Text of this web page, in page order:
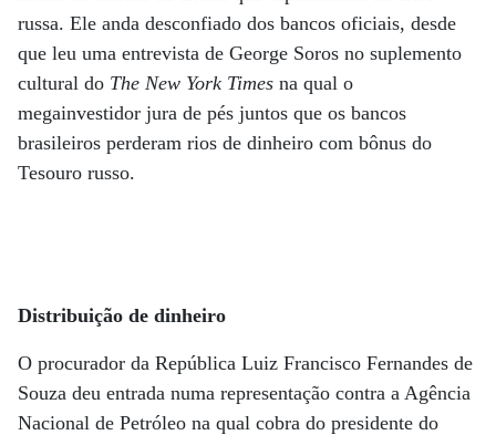
russa. Ele anda desconfiado dos bancos oficiais, desde
que leu uma entrevista de George Soros no suplemento
cultural do The New York Times na qual o
megainvestidor jura de pés juntos que os bancos
brasileiros perderam rios de dinheiro com bônus do
Tesouro russo.
Distribuição de dinheiro
O procurador da República Luiz Francisco Fernandes de
Souza deu entrada numa representação contra a Agência
Nacional de Petróleo na qual cobra do presidente do